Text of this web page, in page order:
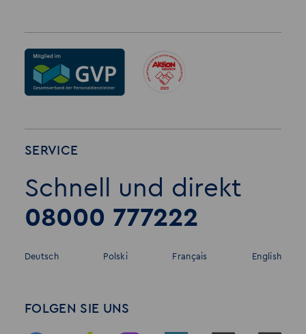
SERVICE
Schnell und direkt
08000 777222
Deutsch Polski Français English
FOLGEN SIE UNS